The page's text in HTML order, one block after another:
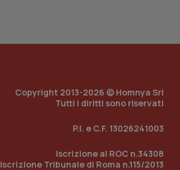
Copyright 2013-2026 © Homnya Srl
Tutti i diritti sono riservati
P.I. e C.F. 13026241003
Iscrizione al ROC n.34308
Iscrizione Tribunale di Roma n.115/2013